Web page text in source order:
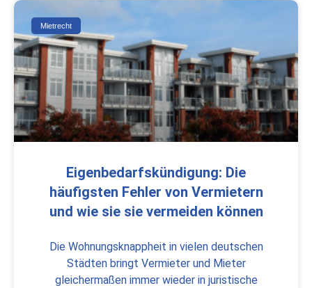
Mietrecht
Eigenbedarfskündigung: Die
häufigsten Fehler von Vermietern
und wie sie sie vermeiden können
Die Wohnungsknappheit in vielen deutschen
Städten bringt Vermieter und Mieter
gleichermaßen immer wieder in juristische